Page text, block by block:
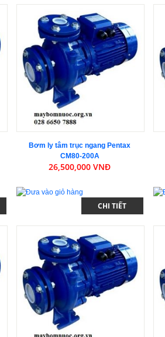
Bơm ly tâm trục ngang Pentax
CM80-200A
26,500,000 VNĐ
CHI TIẾT